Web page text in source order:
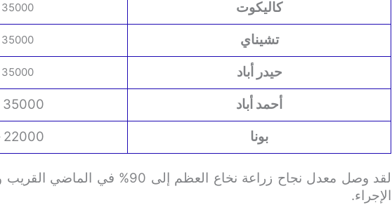
كاليكوت 35000 – 58000
تشيناي 35000 – 58000
حيدر أباد 35000 – 58000
أحمد أباد
35000 – 58000
بونا
22000 – 58000
لقد وصل معدل نجاح زراعة نخاع العظم
الإجراء.